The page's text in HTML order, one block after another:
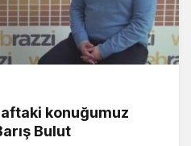
konuğumuz
Bulut